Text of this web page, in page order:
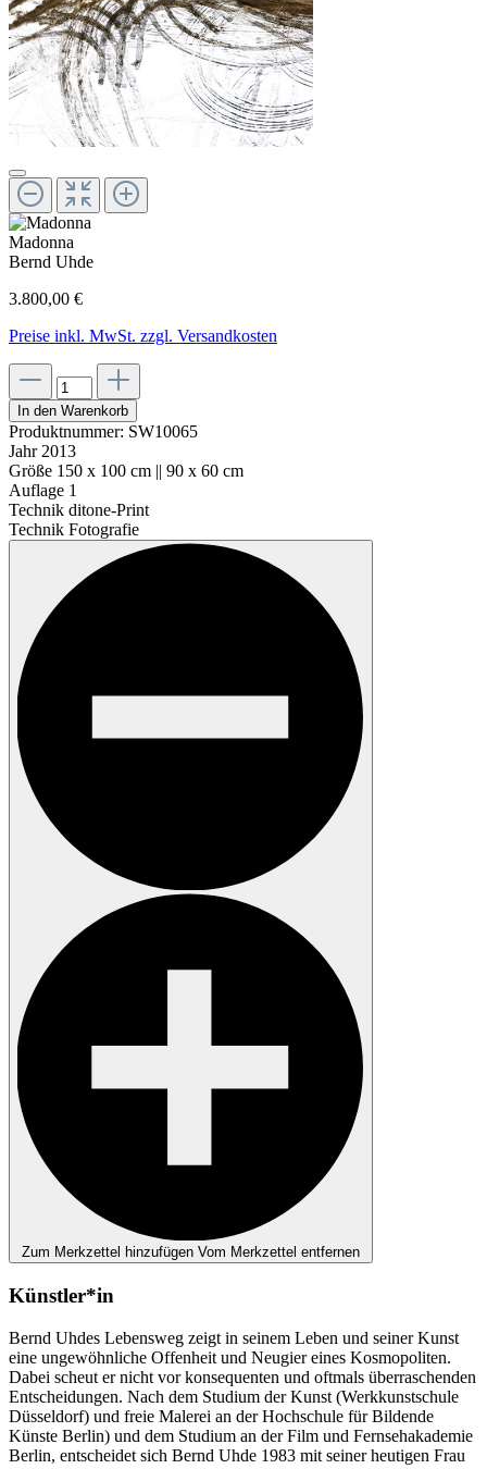
Madonna
Bernd Uhde
3.800,00 €
Preise inkl. MwSt. zzgl. Versandkosten
In den Warenkorb
Produktnummer: SW10065
Jahr 2013
Größe 150 x 100 cm || 90 x 60 cm
Auflage 1
Technik ditone-Print
Technik Fotografie
Zum Merkzettel hinzufügen Vom Merkzettel entfernen
Künstler*in
Bernd Uhdes Lebensweg zeigt in seinem Leben und seiner Kunst
eine ungewöhnliche Offenheit und Neugier eines Kosmopoliten.
Dabei scheut er nicht vor konsequenten und oftmals überraschenden
Entscheidungen. Nach dem Studium der Kunst (Werkkunstschule
Düsseldorf) und freie Malerei an der Hochschule für Bildende
Künste Berlin) und dem Studium an der Film und Fernsehakademie
Berlin, entscheidet sich Bernd Uhde 1983 mit seiner heutigen Frau